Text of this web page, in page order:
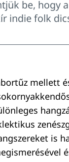
be, hogy
indie folk
mellett
is